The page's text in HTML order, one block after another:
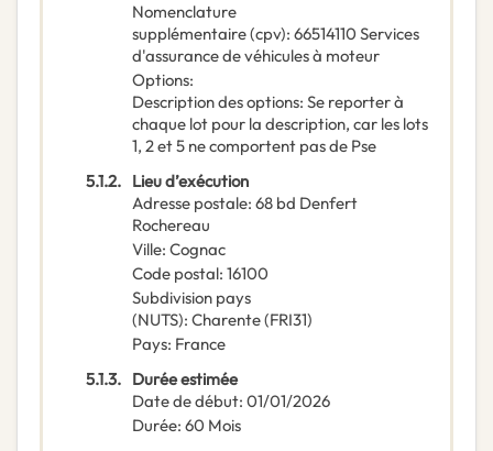
Nomenclature
supplémentaire(cpv): 66514110 Services
d'assurance de véhicules à moteur
Options:
Description des options: Se reporter à
chaque lot pour la description, car les lots
1, 2 et 5 ne comportent pas de Pse
5.1.2. Lieu d’exécution
Adresse postale: 68 bd Denfert
Rochereau
Ville: Cognac
Code postal: 16100
Subdivision pays
(NUTS): Charente(FRI31)
Pays: France
5.1.3. Durée estimée
Date de début: 01/01/2026
Durée: 60 Mois